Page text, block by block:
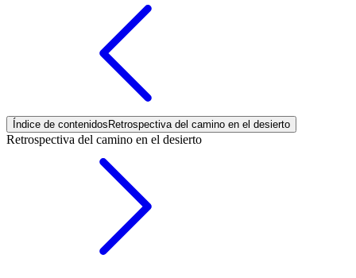
Índice de contenidos Retrospectiva del camino en el desierto
Retrospectiva del camino en el desierto